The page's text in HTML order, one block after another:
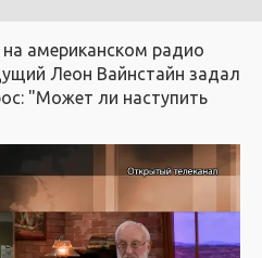
американском радио
Леон Вайнстайн задал
"Может ли наступить